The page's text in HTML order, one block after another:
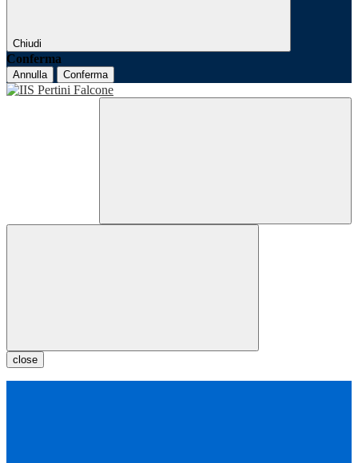
Chiudi
Conferma
Annulla Conferma
close